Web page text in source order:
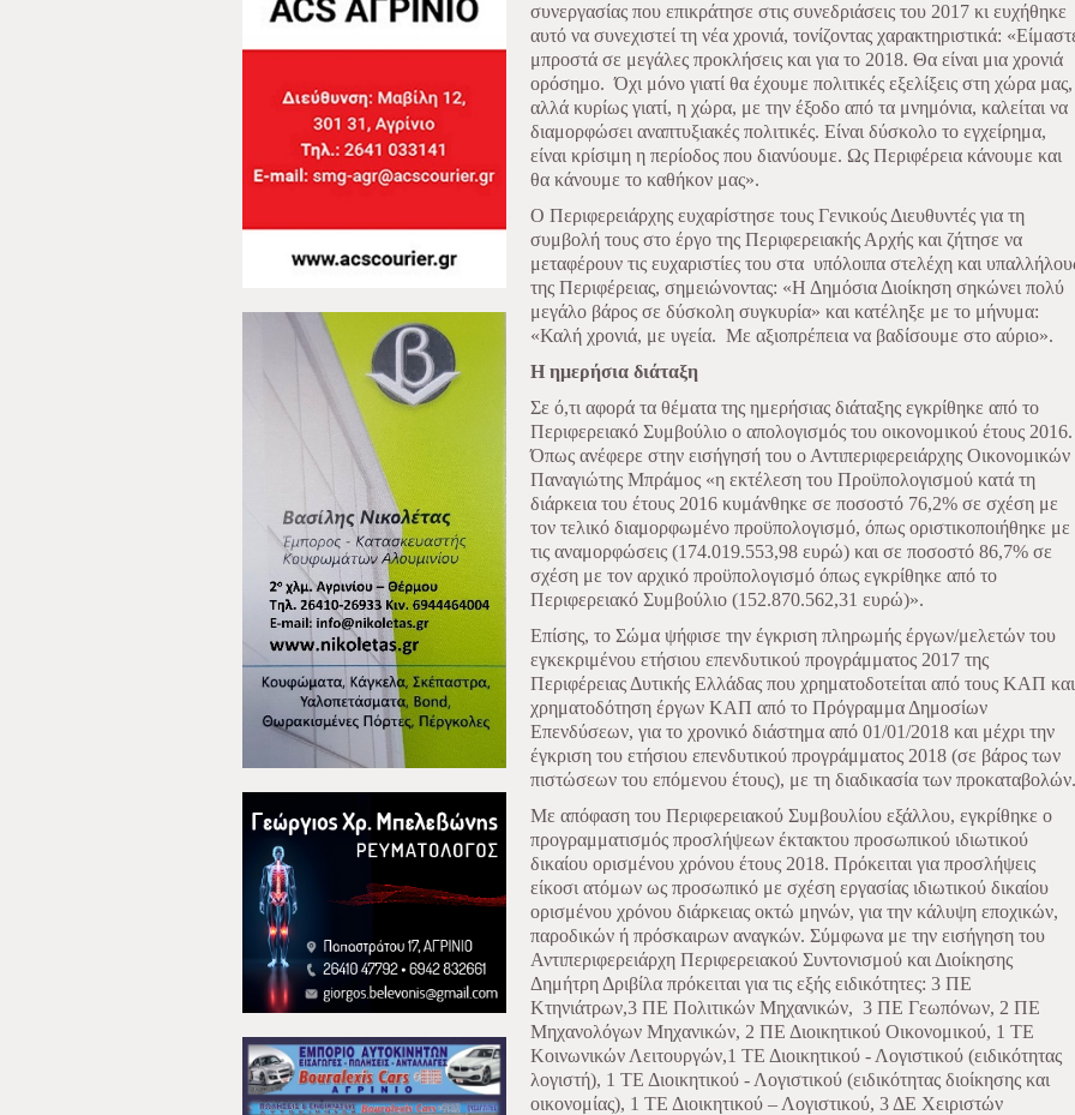
συνεργασίας που επικράτησε στις συνεδριάσεις του 2017 κι ευχήθηκε
αυτό να συνεχιστεί τη νέα χρονιά, τονίζοντας χαρακτηριστικά:
μπροστά σε μεγάλες προκλήσεις και για το 2018. Θα είναι μια χρονιά
ορόσημο. Όχι μόνο γιατί θα έχουμε πολιτικές εξελίξεις στη χώρα μας,
αλλά κυρίως γιατί, η χώρα, με την έξοδο από τα μνημόνια, καλείται να
διαμορφώσει αναπτυξιακές πολιτικές. Είναι δύσκολο το εγχείρημα,
είναι κρίσιμη η περίοδος που διανύουμε. Ως Περιφέρεια κάνουμε και
θα κάνουμε το καθήκον μας».
Ο Περιφερειάρχης ευχαρίστησε τους Γενικούς Διευθυντές για τη
συμβολή τους στο έργο της Περιφερειακής Αρχής και ζήτησε να
μεταφέρουν τις ευχαριστίες του στα υπόλοιπα στελέχη και
της Περιφέρειας, σημειώνοντας: «Η Δημόσια Διοίκηση σηκώνει πολύ
μεγάλο βάρος σε δύσκολη συγκυρία» και κατέληξε με το μήνυμα:
«Καλή χρονιά, με υγεία. Με αξιοπρέπεια να βαδίσουμε στο αύριο».
Η ημερήσια διάταξη
Σε ό,τι αφορά τα θέματα της ημερήσιας διάταξης εγκρίθηκε από το
Περιφερειακό Συμβούλιο ο απολογισμός του οικονομικού έτους 2016.
Όπως ανέφερε στην εισήγησή του ο Αντιπεριφερειάρχης Οικονομικών
Παναγιώτης Μπράμος «η εκτέλεση του Προϋπολογισμού κατά τη
διάρκεια του έτους 2016 κυμάνθηκε σε ποσοστό 76,2% σε σχέση με
τον τελικό διαμορφωμένο προϋπολογισμό, όπως οριστικοποιήθηκε με
τις αναμορφώσεις (174.019.553,98 ευρώ) και σε ποσοστό 86,7% σε
σχέση με τον αρχικό προϋπολογισμό όπως εγκρίθηκε από το
Περιφερειακό Συμβούλιο (152.870.562,31 ευρώ)».
Επίσης, το Σώμα ψήφισε την έγκριση πληρωμής έργων/μελετών του
εγκεκριμένου ετήσιου επενδυτικού προγράμματος 2017 της
Περιφέρειας Δυτικής Ελλάδας που χρηματοδοτείται από τους ΚΑΠ και
χρηματοδότηση έργων ΚΑΠ από το Πρόγραμμα Δημοσίων
Επενδύσεων, για το χρονικό διάστημα από 01/01/2018 και μέχρι την
έγκριση του ετήσιου επενδυτικού προγράμματος 2018 (σε βάρος των
πιστώσεων του επόμενου έτους), με τη διαδικασία των προκαταβολών.
Με απόφαση του Περιφερειακού Συμβουλίου εξάλλου, εγκρίθηκε ο
προγραμματισμός προσλήψεων έκτακτου προσωπικού ιδιωτικού
δικαίου ορισμένου χρόνου έτους 2018. Πρόκειται για προσλήψεις
είκοσι ατόμων ως προσωπικό με σχέση εργασίας ιδιωτικού δικαίου
ορισμένου χρόνου διάρκειας οκτώ μηνών, για την κάλυψη εποχικών,
παροδικών ή πρόσκαιρων αναγκών. Σύμφωνα με την εισήγηση του
Αντιπεριφερειάρχη Περιφερειακού Συντονισμού και Διοίκησης
Δημήτρη Δριβίλα πρόκειται για τις εξής ειδικότητες: 3 ΠΕ
Κτηνιάτρων,3 ΠΕ Πολιτικών Μηχανικών, 3 ΠΕ Γεωπόνων, 2 ΠΕ
Μηχανολόγων Μηχανικών, 2 ΠΕ Διοικητικού Οικονομικού, 1 ΤΕ
Κοινωνικών Λειτουργών,1 ΤΕ Διοικητικού - Λογιστικού (ειδικότητας
λογιστή), 1 ΤΕ Διοικητικού - Λογιστικού (ειδικότητας διοίκησης και
οικονομίας), 1 ΤΕ Διοικητικού – Λογιστικού, 3 ΔΕ Χειριστών